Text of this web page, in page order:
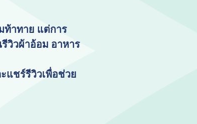
ท้าทาย แต่การ
วิวผ้าอ้อม อาหาร
ชร์รีวิวเพื่อช่วย